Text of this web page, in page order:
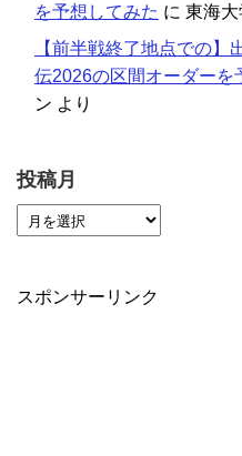
を予想してみた に 東海
【前半戦終了地点での
伝2026の区間オーダーを
ン より
投稿月
スポンサーリンク